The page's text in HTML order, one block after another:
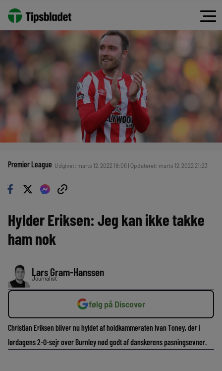
Premier League Udgivet: marts 12, 2022 18:06 | Opdateret: marts 12, 2022 21:23
Hylder Eriksen: Jeg kan ikke takke
ham nok
Lars Gram-Hanssen
Journalist
følg på Discover
Christian Eriksen bliver nu hyldet af holdkammeraten Ivan Toney, der i
lørdagens 2-0-sejr over Burnley nød godt af danskerens pasningsevner.